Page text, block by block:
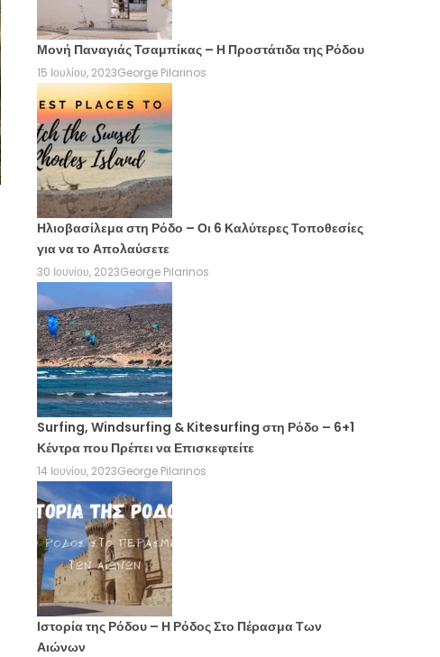
Μονή Παναγιάς Τσαμπίκας – Η Προστάτιδα της Ρόδου
15 Ιουλίου, 2023George Pilarinos
Ηλιοβασίλεμα στη Ρόδο – Οι 6 Καλύτερες Τοποθεσίες
για να το Απολαύσετε
30 Ιουνίου, 2023George Pilarinos
Surfing, Windsurfing & Kitesurfing στη Ρόδο – 6+1
Κέντρα που Πρέπει να Επισκεφτείτε
14 Ιουνίου, 2023George Pilarinos
Ιστορία της Ρόδου – Η Ρόδος Στο Πέρασμα Των
Αιώνων